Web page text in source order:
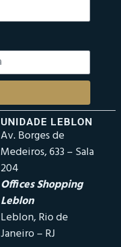
UNIDADE LEBLON
Av. Borges de
Medeiros, 633 – Sala
204
Offices Shopping
Leblon
Leblon, Rio de
Janeiro – RJ